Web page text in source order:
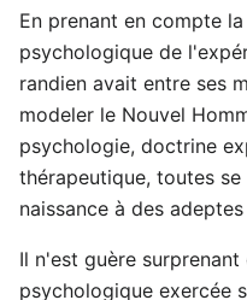
En prenant en compte
psychologique de
randien avait entre ses
modeler le Nouvel
psychologie, doctrine
thérapeutique, toutes
naissance à des
Il n'est guère
psychologique exercée